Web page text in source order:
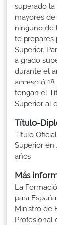
superado la
mayores de
ninguno de
te prepares
Superior.
a grado
durante el
acceso ó
tengan el
Superior al
Título-
Título
Superior en
años
Más
La
para
Ministro de
Profesional